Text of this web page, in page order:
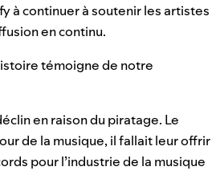
à continuer à soutenir les artistes
en continu.
témoigne de notre
en raison du piratage. Le
de la musique, il fallait leur offrir
pour l’industrie de la musique